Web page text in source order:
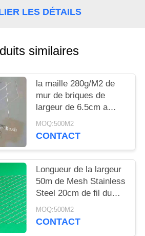
LES DÉTAILS
similaires
la maille 280g/M2 de
mur de briques de
largeur de 6.5cm a
galvanisé l'anti
fissuration
MOQ:500M2
CONTACT
Longueur de la largeur
50m de Mesh Stainless
Steel 20cm de fil du
mur de briques Ss304
MOQ:500M2
CONTACT